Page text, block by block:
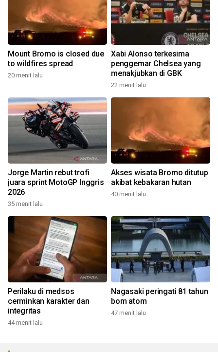
Mount Bromo is closed due
to wildfires spread
20 menit lalu
Xabi Alonso terkesima
penggemar Chelsea yang
menakjubkan di GBK
22 menit lalu
Jorge Martin rebut trofi
juara sprint MotoGP Inggris
2026
35 menit lalu
Akses wisata Bromo ditutup
akibat kebakaran hutan
40 menit lalu
Perilaku di medsos
cerminkan karakter dan
integritas
44 menit lalu
Nagasaki peringati 81 tahun
bom atom
47 menit lalu